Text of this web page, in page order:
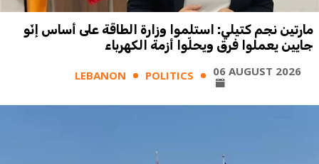
مارتين نجم كتيلي: استلموا وزارة الطاقة على أساس إنّو
جايين يعملوا فرق ويحلّوا أزمة الكهرباء
LEBANON POLITICS 06 AUGUST 2026